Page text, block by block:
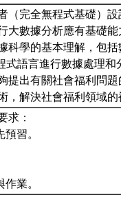
（完全無程式基礎）
大數據分析應有基礎能
科學的基本理解，包
式語言進行數據處理
提出有關社會福利問題
，解決社會福利領域
求：
習。
作業。